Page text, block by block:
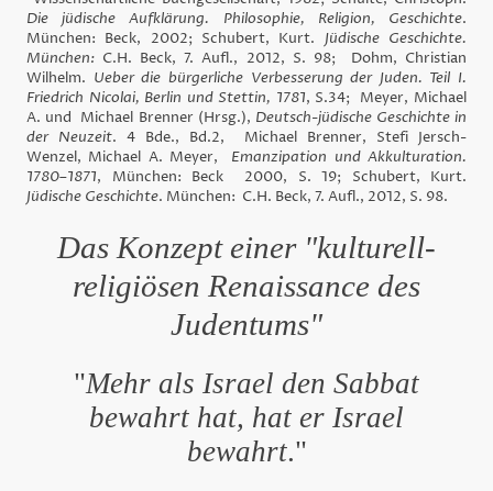
Die jüdische Aufklärung. Philosophie, Religion, Geschichte.
München: Beck, 2002; Schubert, Kurt. Jüdische Geschichte.
München: C.H. Beck, 7. Aufl., 2012, S. 98; Dohm, Christian
Wilhelm. Ueber die bürgerliche Verbesserung der Juden. Teil I.
Friedrich Nicolai, Berlin und Stettin, 1781, S.34; Meyer, Michael
A. und Michael Brenner (Hrsg.), Deutsch-jüdische Geschichte in
der Neuzeit. 4 Bde., Bd.2, Michael Brenner, Stefi Jersch-
Wenzel, Michael A. Meyer, Emanzipation und Akkulturation.
1780–1871, München: Beck 2000, S. 19; Schubert, Kurt.
Jüdische Geschichte. München: C.H. Beck, 7. Aufl., 2012, S. 98.
Das Konzept einer "kulturell-
religiösen Renaissance des
Judentums"
"Mehr als Israel den Sabbat
bewahrt hat, hat er Israel
bewahrt."